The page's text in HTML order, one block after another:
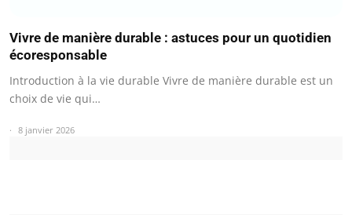
Vivre de manière durable : astuces pour un quotidien
écoresponsable
Introduction à la vie durable Vivre de manière durable est un
choix de vie qui…
8 janvier 2026